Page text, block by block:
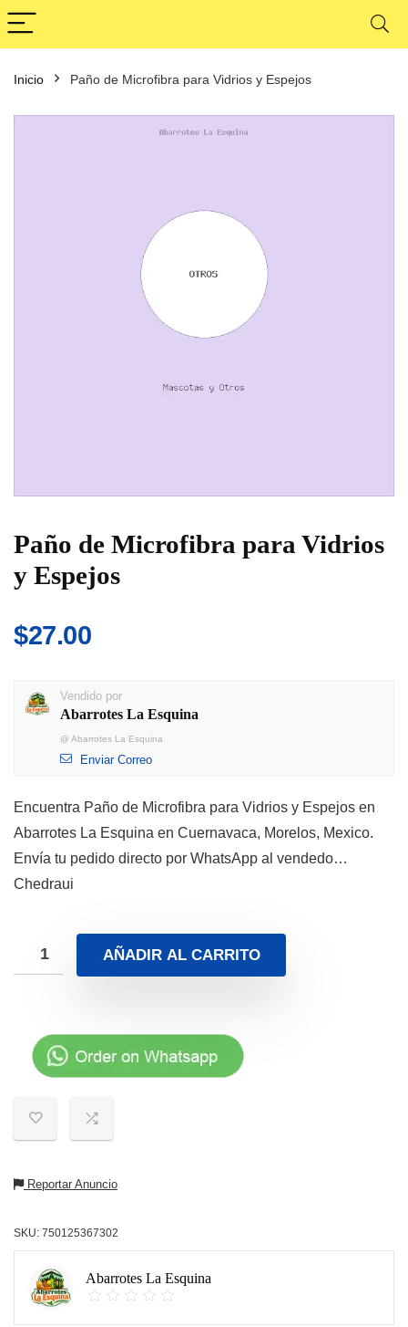
Inicio Paño de Microfibra para Vidrios y Espejos
Paño de Microfibra para Vidrios
y Espejos
$27.00
Vendido por
Abarrotes La Esquina
@ Abarrotes La Esquina
Enviar Correo
Encuentra Paño de Microfibra para Vidrios y Espejos en
Abarrotes La Esquina en Cuernavaca, Morelos, Mexico.
Envía tu pedido directo por WhatsApp al vendedo…
Chedraui
AÑADIR AL CARRITO
Reportar Anuncio
SKU: 750125367302
Abarrotes La Esquina